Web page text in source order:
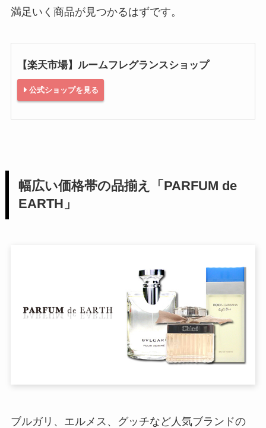
満足いく商品が見つかるはずです。
【楽天市場】ルームフレグランスショップ
公式ショップを見る
幅広い価格帯の品揃え「PARFUM de
EARTH」
ブルガリ、エルメス、グッチなど人気ブランドの